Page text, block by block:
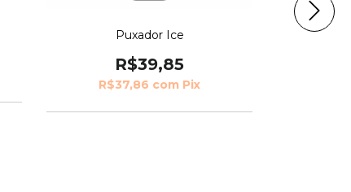
Puxador Ice
R$39,85
R$37,86 com Pix